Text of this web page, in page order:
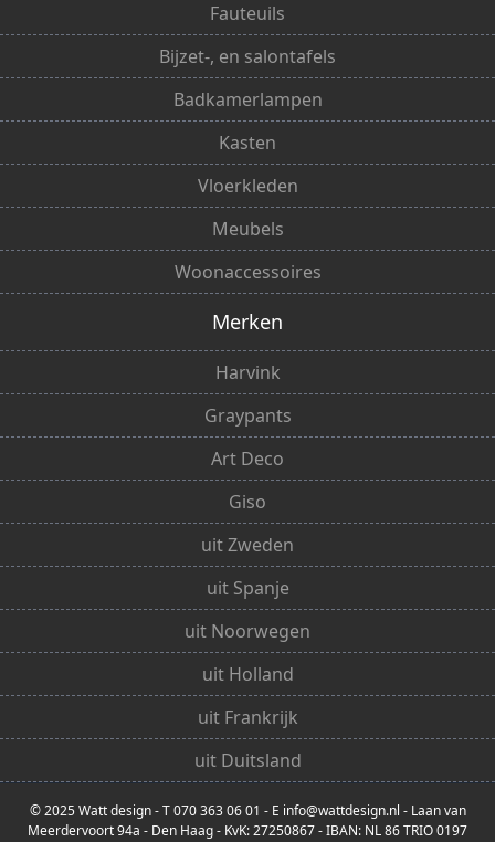
Fauteuils
Bijzet-, en salontafels
Badkamerlampen
Kasten
Vloerkleden
Meubels
Woonaccessoires
Merken
Harvink
Graypants
Art Deco
Giso
uit Zweden
uit Spanje
uit Noorwegen
uit Holland
uit Frankrijk
uit Duitsland
© 2025 Watt design - T 070 363 06 01 - E info@wattdesign.nl - Laan van
Meerdervoort 94a - Den Haag - KvK: 27250867 - IBAN: NL 86 TRIO 0197